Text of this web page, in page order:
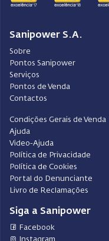
Sanipower S.A.
Sobre
Pontos Sanipower
Serviços
Pontos de Venda
Contactos
Condições Gerais de Venda
Ajuda
Video-Ajuda
Política de Privacidade
Política de Cookies
Portal do Denunciante
Livro de Reclamações
Siga a Sanipower
Facebook